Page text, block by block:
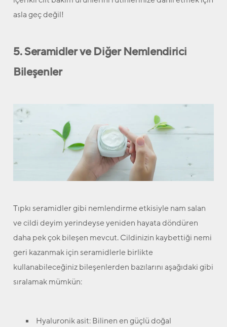
asla geç değil!
5. Seramidler ve Diğer Nemlendirici
Bileşenler
Tıpkı seramidler gibi nemlendirme etkisiyle nam salan
ve cildi deyim yerindeyse yeniden hayata döndüren
daha pek çok bileşen mevcut. Cildinizin kaybettiği nemi
geri kazanmak için seramidlerle birlikte
kullanabileceğiniz bileşenlerden bazılarını aşağıdaki gibi
sıralamak mümkün:
Hyaluronik asit:Bilinen en güçlü doğal